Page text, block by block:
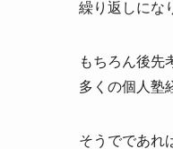
繰り返しにな
もちろん後先
多くの個人塾
そうでであれ